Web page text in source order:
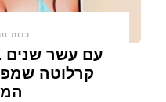
בנות
עם עשר שנים
קרלוטה